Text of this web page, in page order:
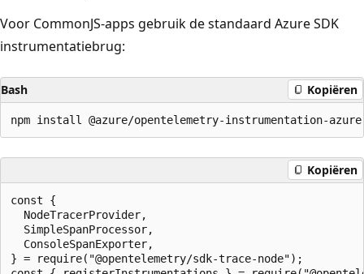
Voor CommonJS-apps gebruik de standaard Azure SDK
instrumentatiebrug:
Bash Kopiëren
Kopiëren
const {
  NodeTracerProvider,
  SimpleSpanProcessor,
  ConsoleSpanExporter,
} = require("@opentelemetry/sdk-trace-node");